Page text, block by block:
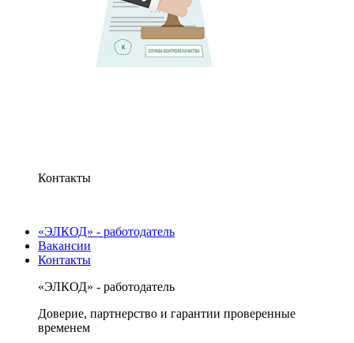
Контакты
«ЭЛКОД» - работодатель
Вакансии
Контакты
«ЭЛКОД» - работодатель
Доверие, партнерство и гарантии проверенные
временем